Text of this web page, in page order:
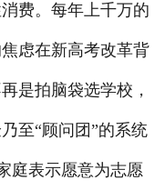
费。每年上千万的
虑在新高考改革背
是拍脑袋选学校，
至“顾问团”的系统
庭表示愿意为志愿